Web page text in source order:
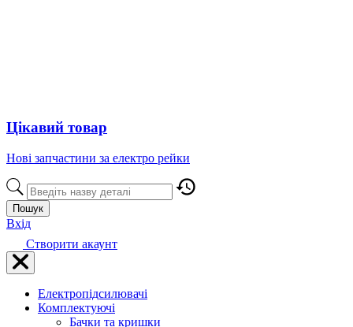
Цікавий товар
Нові запчастини за електро рейки
Пошук
Вхід
Створити акаунт
Електропідсилювачі
Комплектуючі
Бачки та кришки